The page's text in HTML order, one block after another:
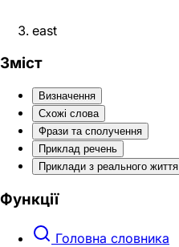
east
Зміст
Визначення
Схожі слова
Фрази та сполучення
Приклад речень
Приклади з реального життя
Функції
Головна словника